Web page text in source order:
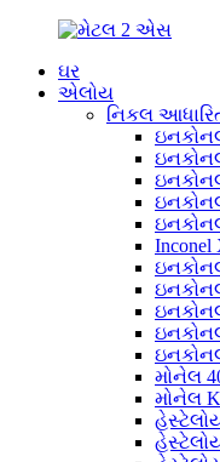
ઘર
એલોય
નિકલ
Inconel
મોનેલ
મોનેલ